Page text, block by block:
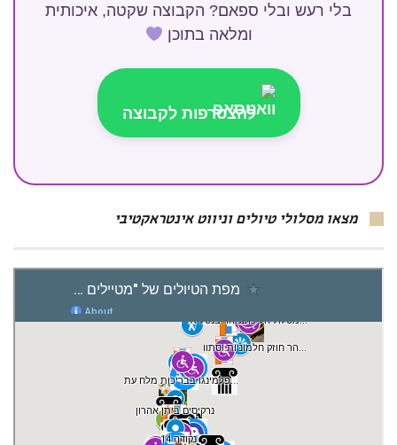
בלי רעש ובלי ספאם? הקבוצה שקטה, איכותית
ומלאה בתוכן
להצטרפות לקבוצה
מצאו מסלולי טיולים וניווט אינטראקטיבי